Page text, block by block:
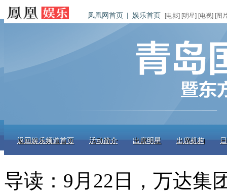
凤凰网首页 | 娱乐首页 [电影] [明星] [电视] [图
返回娱乐频道首页 活动简介 出席明星 出席机构
导读： 9月22日，万达集